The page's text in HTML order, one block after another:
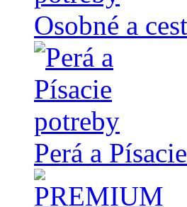
Osobné a
Perá a